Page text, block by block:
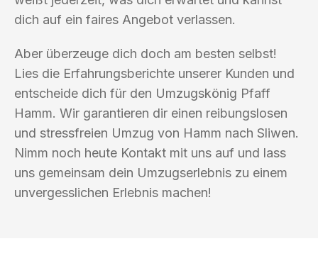
dich auf ein faires Angebot verlassen.
Aber überzeuge dich doch am besten selbst!
Lies die Erfahrungsberichte unserer Kunden und
entscheide dich für den Umzugskönig Pfaff
Hamm. Wir garantieren dir einen reibungslosen
und stressfreien Umzug von Hamm nach Sliwen.
Nimm noch heute Kontakt mit uns auf und lass
uns gemeinsam dein Umzugserlebnis zu einem
unvergesslichen Erlebnis machen!